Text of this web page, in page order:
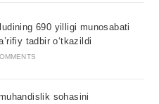
690 yilligi munosabati
tadbir o‘tkazildi
sohasini